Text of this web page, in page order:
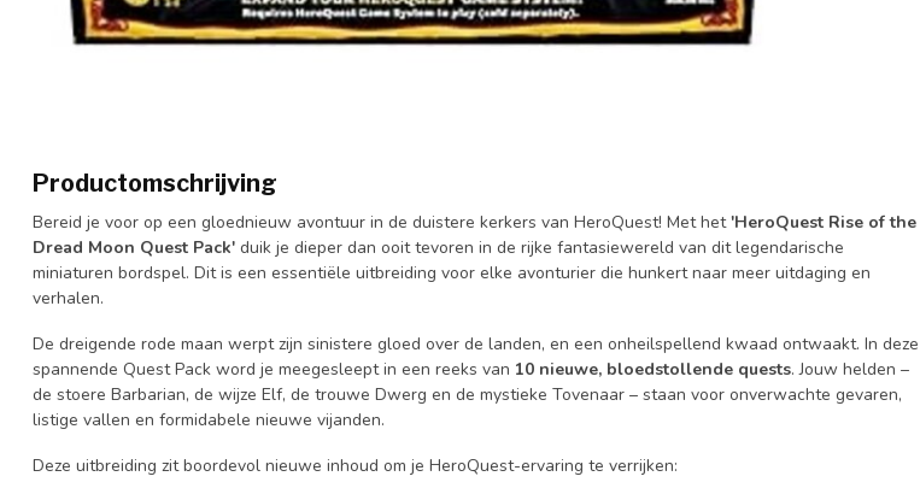
Productomschrijving
Bereid je voor op een gloednieuw avontuur in de duistere kerkers van HeroQuest! Met het'HeroQuest Rise of the
Dread Moon Quest Pack' duik je dieper dan ooit tevoren in de rijke fantasiewereld van dit legendarische
miniaturen bordspel. Dit is een essentiële uitbreiding voor elke avonturier die hunkert naar meer uitdaging en
verhalen.
De dreigende rode maan werpt zijn sinistere gloed over de landen, en een onheilspellend kwaad ontwaakt. In deze
spannende Quest Pack word je meegesleept in een reeks van 10 nieuwe, bloedstollende quests. Jouw helden –
de stoere Barbarian, de wijze Elf, de trouwe Dwerg en de mystieke Tovenaar – staan voor onverwachte gevaren,
listige vallen en formidabele nieuwe vijanden.
Deze uitbreiding zit boordevol nieuwe inhoud om je HeroQuest-ervaring te verrijken: